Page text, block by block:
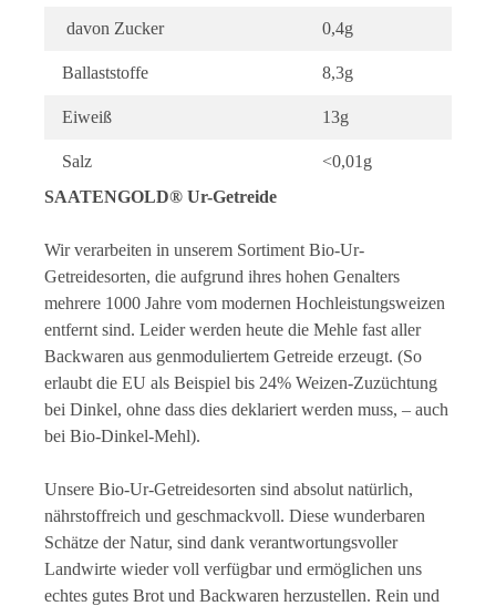
davon Zucker 0,4g
Ballaststoffe 8,3g
Eiweiß 13g
Salz
<0,01g
SAATENGOLD® Ur-Getreide
Wir verarbeiten in unserem Sortiment Bio-Ur-
Getreidesorten, die aufgrund ihres hohen Genalters
mehrere 1000 Jahre vom modernen Hochleistungsweizen
entfernt sind. Leider werden heute die Mehle fast aller
Backwaren aus genmoduliertem Getreide erzeugt. (So
erlaubt die EU als Beispiel bis 24% Weizen-Zuzüchtung
bei Dinkel, ohne dass dies deklariert werden muss, – auch
bei Bio-Dinkel-Mehl).
Unsere Bio-Ur-Getreidesorten sind absolut natürlich,
nährstoffreich und geschmackvoll. Diese wunderbaren
Schätze der Natur, sind dank verantwortungsvoller
Landwirte wieder voll verfügbar und ermöglichen uns
echtes gutes Brot und Backwaren herzustellen. Rein und